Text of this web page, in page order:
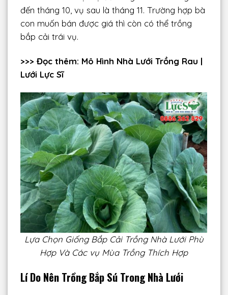
đến tháng 10, vụ sau là tháng 11. Trường hợp bà
con muốn bán được giá thì còn có thể trồng
bắp cải trái vụ.
>>> Đọc thêm: Mô Hình Nhà Lưới Trồng Rau |
Lưới Lực Sĩ
Lựa Chọn Giống Bắp Cải Trồng Nhà Lưới Phù
Hợp Và Các vụ Mùa Trồng Thích Hợp
Lí Do Nên Trồng Bắp Sú Trong Nhà Lưới